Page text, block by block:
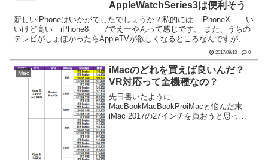
AppleWatchSeries3は便利そう
新しいiPhoneはいかがでしたでしょうか？私的には iPhoneX い
いけど高い iPhone8 7でえーやんって感じです。 また、うちの
テレビがしょぼかったらAppleTVが欲しくなるところなんですが、今
2017/09/13 0
Mac
iMacのどれを買えば良いんだ？
VR対応って全機種なの？
先日書いたように
MacBookMacBookProiMacと悩んだ末
iMac 2017の27インチを買おうと思って